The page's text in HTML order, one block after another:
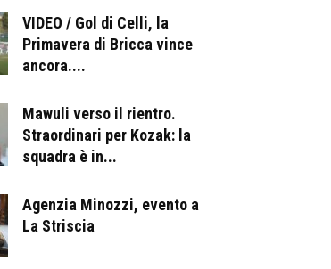
VIDEO / Gol di Celli, la
Primavera di Bricca vince
ancora....
Mawuli verso il rientro.
Straordinari per Kozak: la
squadra è in...
Agenzia Minozzi, evento a
La Striscia